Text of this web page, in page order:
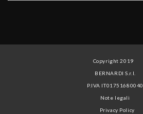
Copyright 2019
BERNARDI S.r.l.
P.IVA IT01751680040
Note legali
Privacy Policy